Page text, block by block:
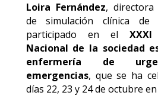
Loira Fernández,
de simulación clínica de
participado en el
Nacional de la sociedad
enfermería de
emergencias, que se ha
días 22, 23 y 24 de octubre